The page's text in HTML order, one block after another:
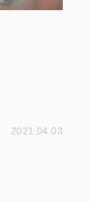
2021.04.03